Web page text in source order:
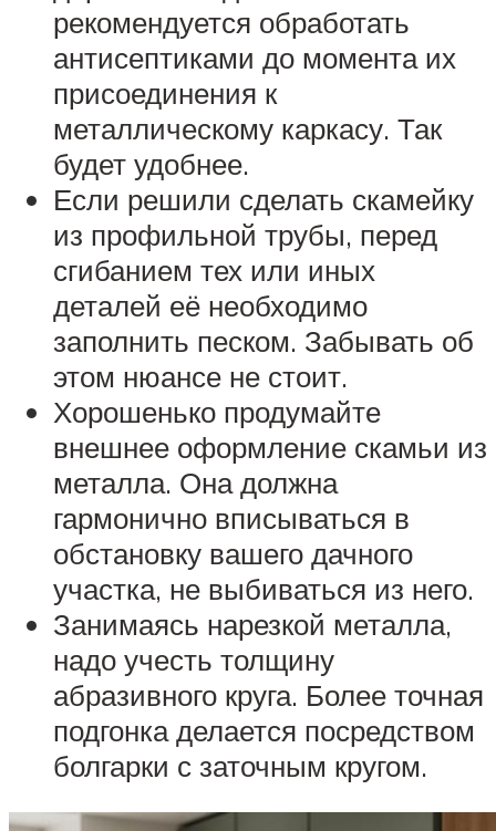
рекомендуется обработать
антисептиками до момента их
присоединения к
металлическому каркасу. Так
будет удобнее.
Если решили сделать скамейку
из профильной трубы, перед
сгибанием тех или иных
деталей её необходимо
заполнить песком. Забывать об
этом нюансе не стоит.
Хорошенько продумайте
внешнее оформление скамьи из
металла. Она должна
гармонично вписываться в
обстановку вашего дачного
участка, не выбиваться из него.
Занимаясь нарезкой металла,
надо учесть толщину
абразивного круга. Более точная
подгонка делается посредством
болгарки с заточным кругом.